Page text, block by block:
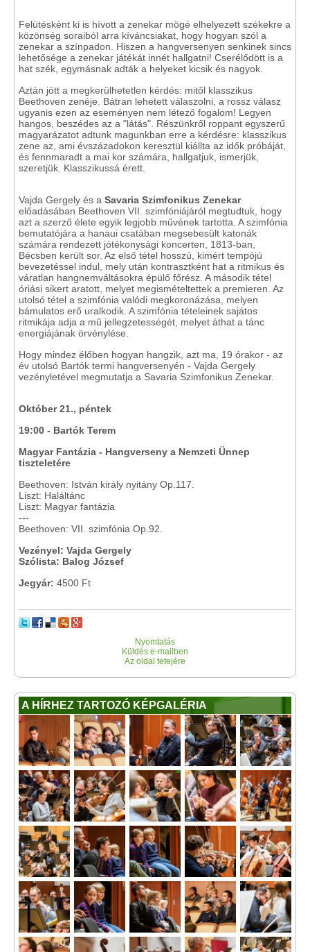
Felütésként ki is hívott a zenekar mögé elhelyezett székekre a
közönség soraiból arra kíváncsiakat, hogy hogyan szól a
zenekar a színpadon. Hiszen a hangversenyen senkinek sincs
lehetősége a zenekar játékát innét hallgatni! Cserélődött is a
hat szék, egymásnak adták a helyeket kicsik és nagyok.
Aztán jött a megkerülhetetlen kérdés: mitől klasszikus
Beethoven zenéje. Bátran lehetett válaszolni, a rossz válasz
ugyanis ezen az eseményen nem létező fogalom! Legyen
hangos, beszédes az a "látás". Részünkről roppant egyszerű
magyarázatot adtunk magunkban erre a kérdésre: klasszikus
zene az, ami évszázadokon keresztül kiállta az idők próbáját,
és fennmaradt a mai kor számára, hallgatjuk, ismerjük,
szeretjük. Klasszikussá érett.
Vajda Gergely és a Savaria Szimfonikus Zenekar
előadásában Beethoven VII. szimfóniájáról megtudtuk, hogy
azt a szerző élete egyik legjobb művének tartotta. A szimfónia
bemutatójára a hanaui csatában megsebesült katonák
számára rendezett jótékonysági koncerten, 1813-ban,
Bécsben került sor. Az első tétel hosszú, kimért tempójú
bevezetéssel indul, mely után kontrasztként hat a ritmikus és
váratlan hangnemváltásokra épülő főrész. A második tétel
óriási sikert aratott, melyet megismételtettek a premieren. Az
utolsó tétel a szimfónia valódi megkoronázása, melyen
bámulatos erő uralkodik. A szimfónia tételeinek sajátos
ritmikája adja a mű jellegzetességét, melyet áthat a tánc
energiájának örvénylése.
Hogy mindez élőben hogyan hangzik, azt ma, 19 órakor - az
év utolsó Bartók termi hangversenyén - Vajda Gergely
vezényletével megmutatja a Savaria Szimfonikus Zenekar.
Október 21., péntek
19:00 - Bartók Terem
Magyar Fantázia - Hangverseny a Nemzeti Ünnep
tiszteletére
Beethoven: István király nyitány Op.117.
Liszt: Haláltánc
Liszt: Magyar fantázia
---
Beethoven: VII. szimfónia Op.92.
Vezényel: Vajda Gergely
Szólista: Balog József
Jegyár: 4500 Ft
Nyomtatás
Küldés e-mailben
Az oldal tetejére
A HÍRHEZ TARTOZÓ KÉPGALÉRIA